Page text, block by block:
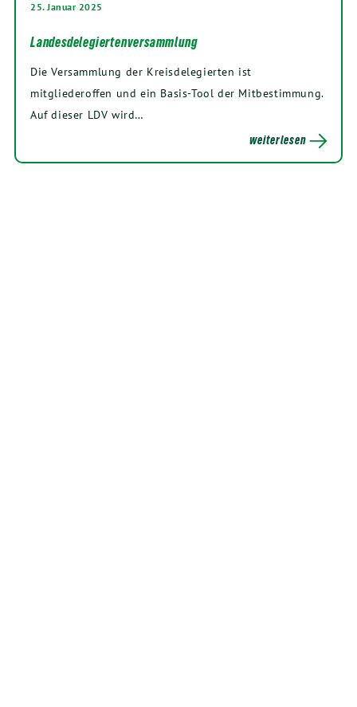
25. Januar 2025
Landesdelegiertenversammlung
Die Versammlung der Kreisdelegierten ist
mitgliederoffen und ein Basis-Tool der Mitbestimmung.
Auf dieser LDV wird…
weiterlesen